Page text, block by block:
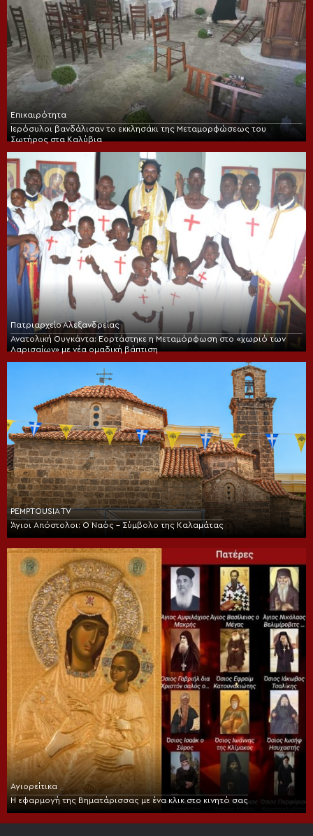
Επικαιρότητα
Ιερόσυλοι βανδάλισαν το εκκλησάκι της Μεταμορφώσεως του
Σωτήρος στα Καλύβια
Πατριαρχείο Αλεξανδρείας
Ανατολική Ουγκάντα: Εορτάστηκε η Μεταμόρφωση στο «χωριό των
Λαρισαίων» με νέα ομαδική βάπτιση
PEMPTOUSIA TV
Άγιοι Απόστολοι: Ο Ναός – Σύμβολο της Καλαμάτας
Αγιορείτικα
Η εφαρμογή της Βηματάρισσας με ένα κλικ στο κινητό σας